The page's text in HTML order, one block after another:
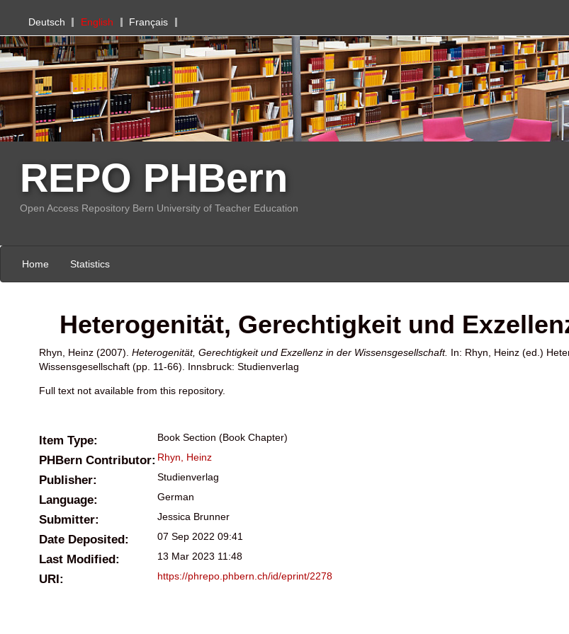
PHBern
Deutsch English Français
REPO PHBern
Open Access Repository Bern University of Teacher Education
Home Statistics
Heterogenität, Gerechtigkeit und
Rhyn, Heinz (2007). Heterogenität, Gerechtigkeit und Exzellenz in der Wissensgesellschaft. In: Rhyn, Heinz (ed.)
Wissensgesellschaft (pp. 11-66). Innsbruck: Studienverlag
Full text not available from this repository.
Item Type: Book Section (Book Chapter)
PHBern Contributor: Rhyn, Heinz
Publisher: Studienverlag
Language: German
Submitter: Jessica Brunner
Date Deposited: 07 Sep 2022 09:41
Last Modified: 13 Mar 2023 11:48
URI: https://phrepo.phbern.ch/id/eprint/2278